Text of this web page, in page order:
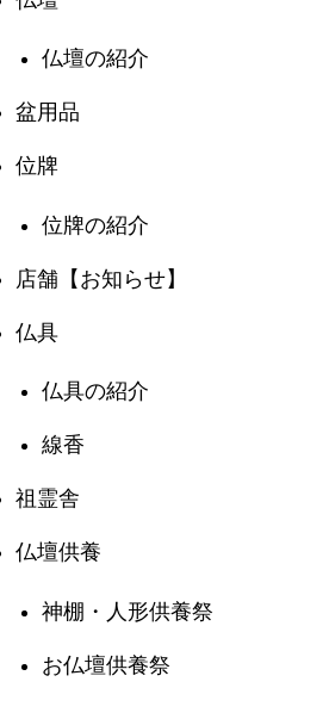
仏壇の紹介
盆用品
位牌
位牌の紹介
店舗【お知らせ】
仏具
仏具の紹介
線香
祖霊舎
仏壇供養
神棚・人形供養祭
お仏壇供養祭